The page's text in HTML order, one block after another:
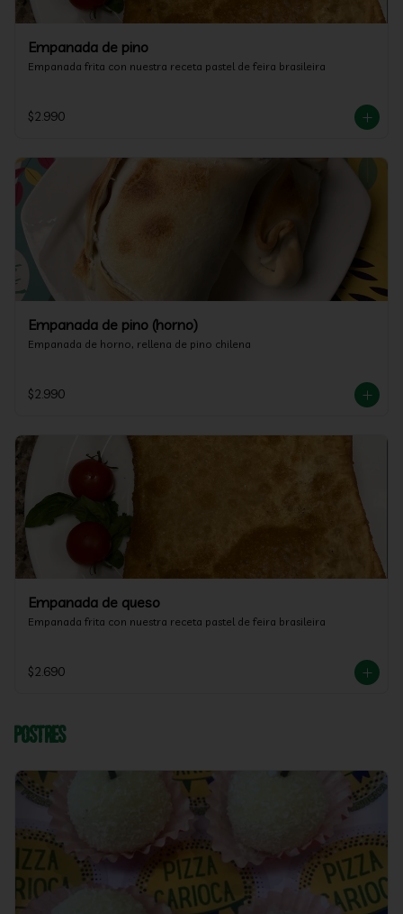
Empanada de pino
Empanada frita con nuestra receta pastel de feira brasileira
$2.990
Empanada de pino (horno)
Empanada de horno, rellena de pino chilena
$2.990
Empanada de queso
Empanada frita con nuestra receta pastel de feira brasileira
$2.690
Postres